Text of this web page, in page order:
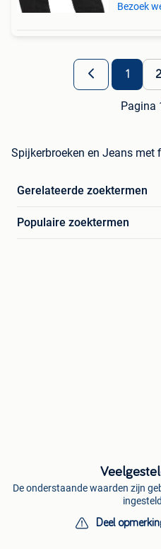
Bezoek
1 2
Pagina
Spijkerbroeken en Jeans met
Gerelateerde zoektermen
Populaire zoektermen
De onderstaande waarden zijn
Deel